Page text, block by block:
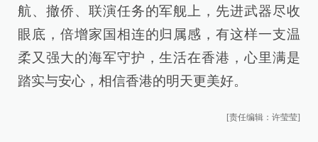
航、撤侨、联演任务的军舰上，先进武器尽收
眼底，倍增家国相连的归属感，有这样一支温
柔又强大的海军守护，生活在香港，心里满是
踏实与安心，相信香港的明天更美好。
[责任编辑：许莹莹]